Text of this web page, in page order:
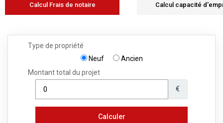
Calcul Frais de notaire Calcul capacité